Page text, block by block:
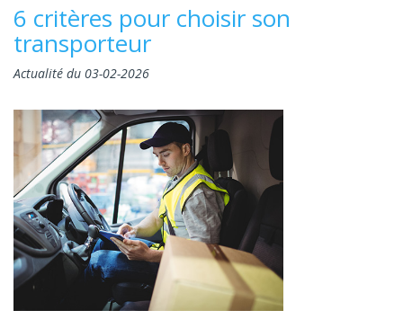
6 critères pour choisir son
transporteur
Actualité du 03-02-2026